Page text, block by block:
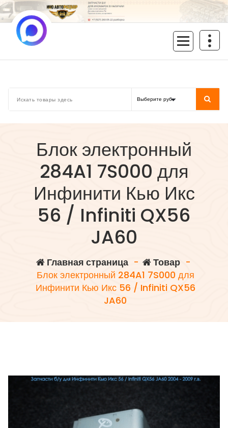
Перейти
к
содержимому
Блок электронный
284A1 7S000 для
Инфинити Кью Икс
56 / Infiniti QX56
JA60
Главная страница- Товар-
Блок электронный 284A1 7S000 для
Инфинити Кью Икс 56 / Infiniti QX56
JA60